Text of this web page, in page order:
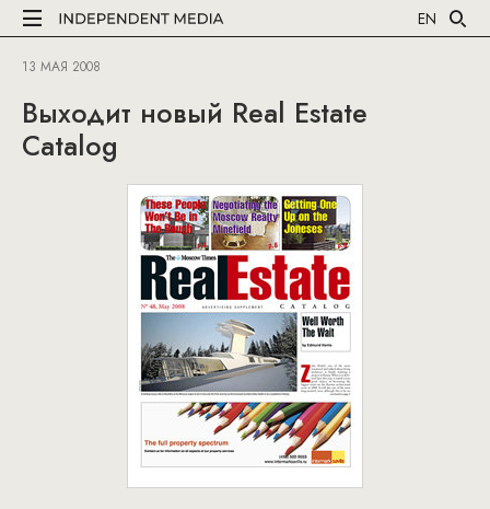
EN
13 МАЯ 2008
Выходит новый Real Estate
Catalog